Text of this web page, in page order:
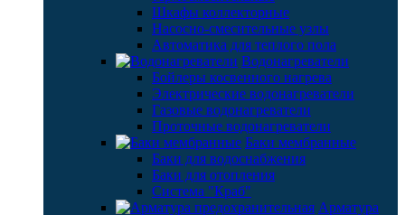
Шкафы коллекторные
Насосно-смесительные узлы
Автоматика для теплого пола
Водонагреватели
Бойлеры косвенного нагрева
Электрические водонагреватели
Газовые водонагреватели
Проточные водонагреватели
Баки мембранные
Баки для водоснабжения
Баки для отопления
Система "Краб"
Арматура